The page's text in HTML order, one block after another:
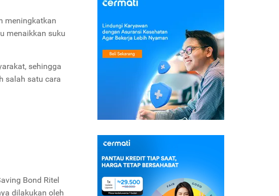
meningkatkan
menaikkan suku
sehingga
salah satu cara
Bond Ritel
dilakukan oleh